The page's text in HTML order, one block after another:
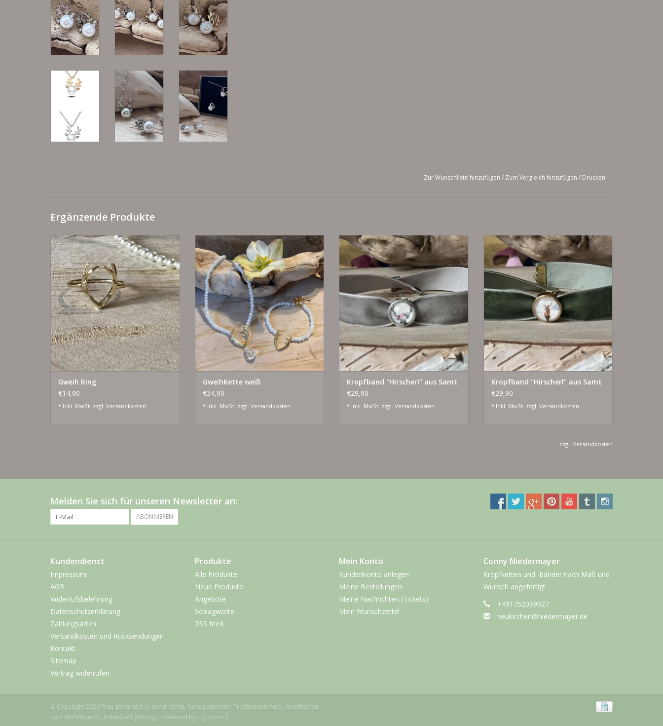
Zur Wunschliste hinzufügen / Zum Vergleich hinzufügen / Drucken
Ergänzende Produkte
Gweih Ring
ZUM WARENKORB HINZUFÜGEN
Gweih Ring
€14,90
* Inkl. MwSt. zzgl. Versandkosten
GweihSet
ZUM WARENKORB HINZUFÜGEN
GweihKette weiß
€34,90
* Inkl. MwSt. zzgl. Versandkosten
nach Maß angefertigtes Kropfband aus
Samt
ZUM WARENKORB HINZUFÜGEN
Kropfband "Hirscherl" aus Samt
€29,90
* Inkl. MwSt. zzgl. Versandkosten
nach Maß angefertigtes Kropfband aus
Samt
ZUM WARENKORB HINZUFÜGEN
Kropfband "Hirscherl" aus Samt
€29,90
* Inkl. MwSt. zzgl. Versandkosten
zzgl. Versandkosten
Melden Sie sich für unseren Newsletter an:
ABONNIEREN
Kundendienst
Impressum
AGB
Widerrufsbelehrung
Datenschutzerklärung
Zahlungsarten
Versandkosten und Rücksendungen
Kontakt
Sitemap
Vertrag widerrufen
Produkte
Alle Produkte
Neue Produkte
Angebote
Schlagworte
RSS feed
Mein Konto
Kundenkonto anlegen
Meine Bestellungen
Meine Nachrichten (Tickets)
Mein Wunschzettel
Conny Niedermayer
Kropfketten und -bänder nach Maß und
Wunsch angefertigt
+491752059027
neukirchen@niedermayer.de
© Copyright 2026 Frau gönnt sich ja sonst nichts, handgemachter Trachtenschmuck, Kropfketten
nach Maß/Wunsch, individuell gefertigt - Powered by Lightspeed